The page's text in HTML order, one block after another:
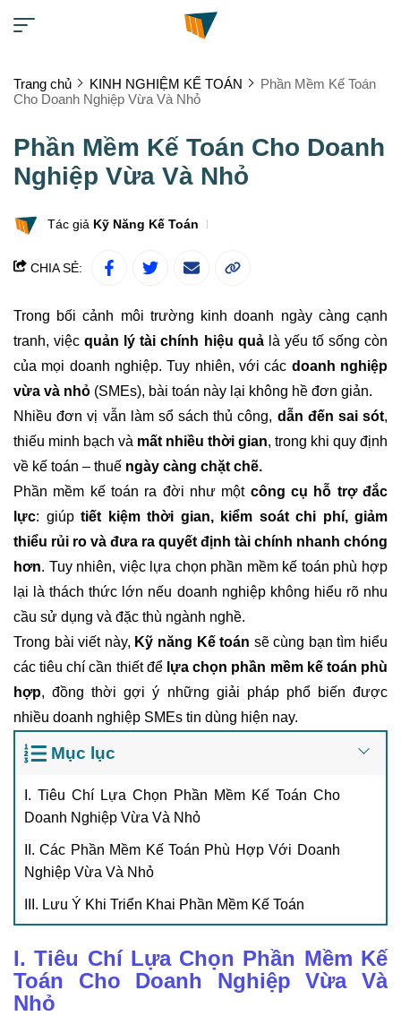
Trang chủ KINH NGHIỆM KẾ TOÁN
Phần Mềm Kế Toán
Cho Doanh Nghiệp Vừa Và Nhỏ
Phần Mềm Kế Toán Cho Doanh
Nghiệp Vừa Và Nhỏ
Tác giả Kỹ Năng Kế Toán
CHIA SẺ:
Trong bối cảnh môi trường kinh doanh ngày càng cạnh
tranh, việcquản lý tài chính hiệu quảlà yếu tố sống còn
của mọi doanh nghiệp. Tuy nhiên, với các doanh nghiệp
vừa và nhỏ (SMEs), bài toán này lại không hề đơn giản.
Nhiều đơn vị vẫn làm sổ sách thủ công, dẫn đến sai sót,
thiếu minh bạch và mất nhiều thời gian, trong khi quy định
về kế toán – thuế ngày càng chặt chẽ.
Phần mềm kế toán ra đời như một công cụ hỗ trợ đắc
lực: giúp tiết kiệm thời gian, kiểm soát chi phí, giảm
thiểu rủi ro và đưa ra quyết định tài chính nhanh chóng
hơn. Tuy nhiên, việc lựa chọn phần mềm kế toán phù hợp
lại là thách thức lớn nếu doanh nghiệp không hiểu rõ nhu
cầu sử dụng và đặc thù ngành nghề.
Trong bài viết này, Kỹ năng Kế toán sẽ cùng bạn tìm hiểu
các tiêu chí cần thiết đểlựa chọn phần mềm kế toán phù
hợp, đồng thời gợi ý những giải pháp phổ biến được
nhiều doanh nghiệp SMEs tin dùng hiện nay.
Mục lục
I. Tiêu Chí Lựa Chọn Phần Mềm Kế Toán Cho
Doanh Nghiệp Vừa Và Nhỏ
II. Các Phần Mềm Kế Toán Phù Hợp Với Doanh
Nghiệp Vừa Và Nhỏ
III. Lưu Ý Khi Triển Khai Phần Mềm Kế Toán
I. Tiêu Chí Lựa Chọn Phần Mềm Kế
Toán Cho Doanh Nghiệp Vừa Và
Nhỏ